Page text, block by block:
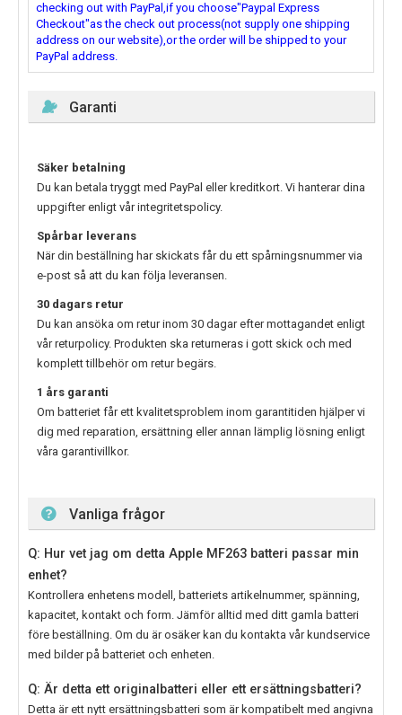
checking out with PayPal,if you choose"Paypal Express
Checkout"as the check out process(not supply one shipping
address on our website),or the order will be shipped to your
PayPal address.
Garanti
Säker betalning
Du kan betala tryggt med PayPal eller kreditkort. Vi hanterar dina
uppgifter enligt vår integritetspolicy.
Spårbar leverans
När din beställning har skickats får du ett spårningsnummer via
e-post så att du kan följa leveransen.
30 dagars retur
Du kan ansöka om retur inom 30 dagar efter mottagandet enligt
vår returpolicy. Produkten ska returneras i gott skick och med
komplett tillbehör om retur begärs.
1 års garanti
Om batteriet får ett kvalitetsproblem inom garantitiden hjälper vi
dig med reparation, ersättning eller annan lämplig lösning enligt
våra garantivillkor.
Vanliga frågor
Q: Hur vet jag om detta Apple MF263 batteri passar min
enhet?
Kontrollera enhetens modell, batteriets artikelnummer, spänning,
kapacitet, kontakt och form. Jämför alltid med ditt gamla batteri
före beställning. Om du är osäker kan du kontakta vår kundservice
med bilder på batteriet och enheten.
Q: Är detta ett originalbatteri eller ett ersättningsbatteri?
Detta är ett nytt ersättningsbatteri som är kompatibelt med angivna